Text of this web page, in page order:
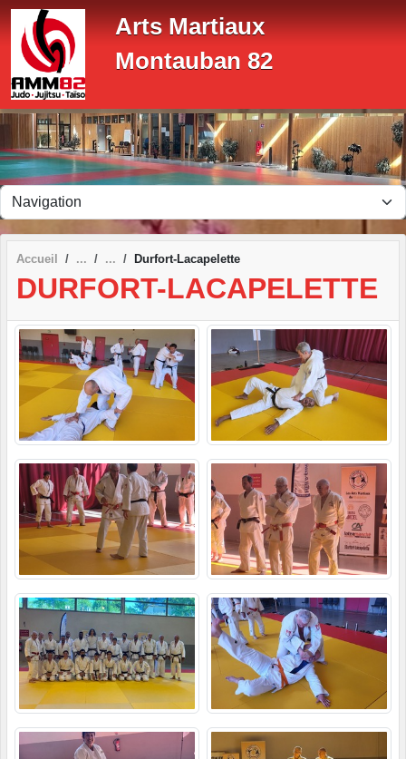
Arts Martiaux
Montauban 82
Accueil Durfort-Lacapelette
DURFORT-LACAPELETTE
Panneau de gestion des cookies